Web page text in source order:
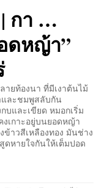
กา …
ดหญ้า”
ยท้องนา ที่มีเงาต้นไม้
และชมพูสลับกัน
บและเขียด หมอกเริ่ม
เกาะอยู่บนยอดหญ้า
าวสีเหลืองทอง มันช่าง
หายใจกันให้เต็มปอด